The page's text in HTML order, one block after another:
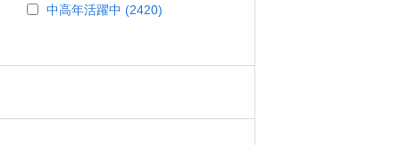
中高年活躍中 (2420)